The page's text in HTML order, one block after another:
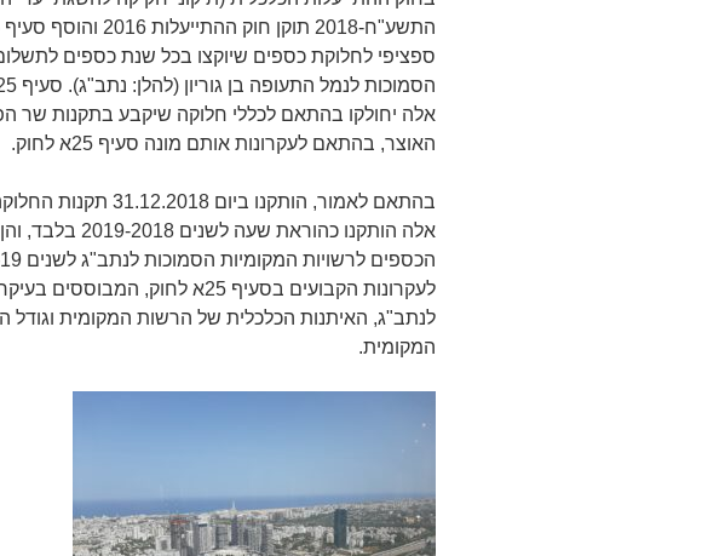
ספציפי לחלוקת כספים שיוקצו בכל שנת כספים
אלה יחולקו בהתאם לכללי חלוקה שיקבע בתקנות שר
האוצר, בהתאם לעקרונות אותם מונה סעיף 25א לחוק.
בהתאם לאמור, הותקנו
אלה הותקנו כהוראת
לעקרונות הקבועים בסעיף 25א לחוק,
לנתב"ג, האיתנות הכלכלית של הרשות המקומית וגודל
המקומית.